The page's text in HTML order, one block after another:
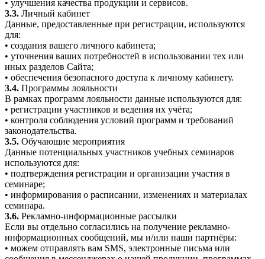
• улучшения качества продукции и сервисов.
3.3. Личный кабинет
Данные, предоставленные при регистрации, используются
для:
• создания вашего личного кабинета;
• уточнения ваших потребностей в использовании тех или
иных разделов Сайта;
• обеспечения безопасного доступа к личному кабинету.
3.4. Программы лояльности
В рамках программ лояльности данные используются для:
• регистрации участников и ведения их учёта;
• контроля соблюдения условий программ и требований
законодательства.
3.5. Обучающие мероприятия
Данные потенциальных участников учебных семинаров
используются для:
• подтверждения регистрации и организации участия в
семинаре;
• информирования о расписании, изменениях и материалах
семинара.
3.6. Рекламно-информационные рассылки
Если вы отдельно согласились на получение рекламно-
информационных сообщений, мы и/или наши партнёры:
• можем отправлять вам SMS, электронные письма или